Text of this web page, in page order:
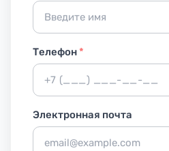
Телефон*
Электронная почта